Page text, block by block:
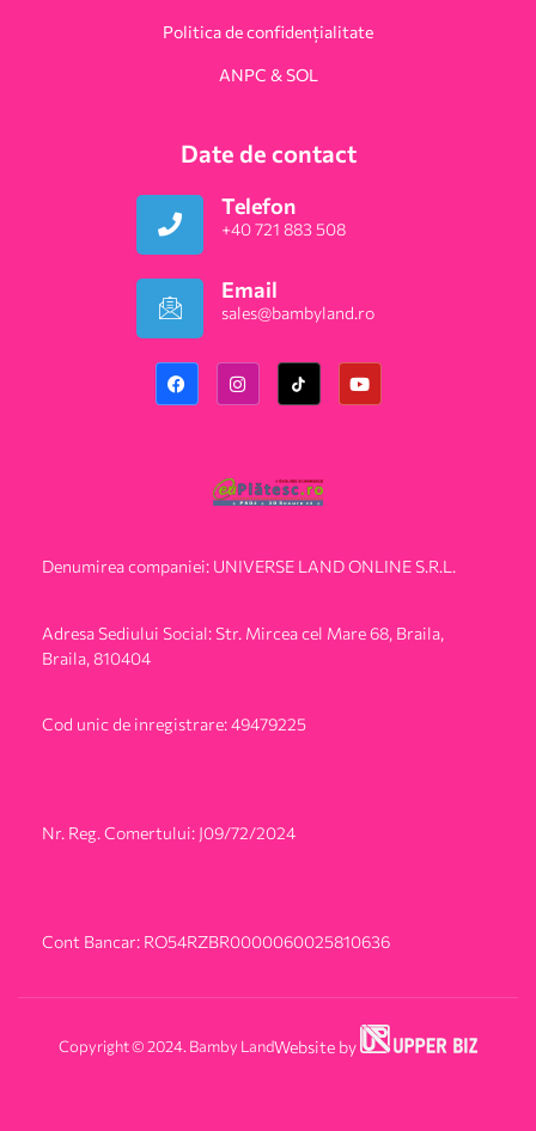
Politica de confidențialitate
ANPC & SOL
Date de contact
Telefon
+40 721 883 508
Email
sales@bambyland.ro​
Denumirea companiei: UNIVERSE LAND ONLINE S.R.L.
Adresa Sediului Social: Str. Mircea cel Mare 68, Braila,
Braila, 810404
Cod unic de inregistrare: 49479225
Nr. Reg. Comertului: J09/72/2024
Cont Bancar: RO54RZBR0000060025810636
Copyright © 2024. Bamby LandWebsite by